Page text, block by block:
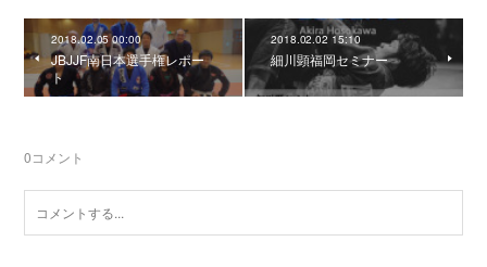
2018.02.05 00:00
JBJJF南日本選手権レポー
ト
2018.02.02 15:10
細川顕福岡セミナー
0コメント